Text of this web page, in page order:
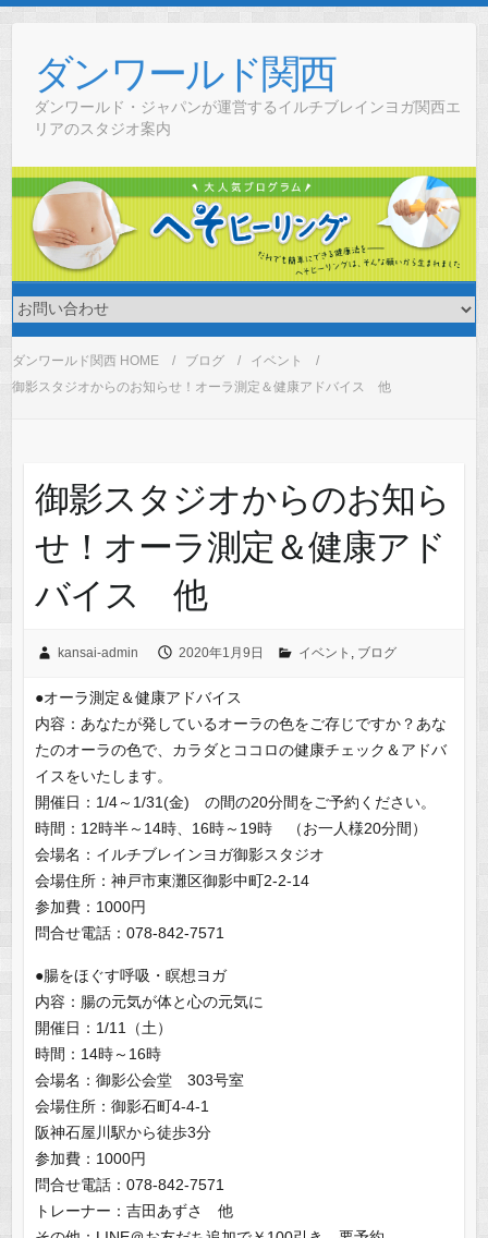
contentダンワールド関西
ダンワールド・ジャパンが運営するイルチブレインヨガ関西エ
リアのスタジオ案内
ダンワールド関西 HOME ブログ
イベント
御影スタジオからのお知らせ！オーラ測定＆健康アドバイス 他
御影スタジオからのお知ら
せ！オーラ測定＆健康アド
バイス 他
kansai-admin 2020年1月9日 イベント ブログ
●オーラ測定＆健康アドバイス
内容：あなたが発しているオーラの色をご存じですか？あな
たのオーラの色で、カラダとココロの健康チェック＆アドバ
イスをいたします。
開催日：1/4～1/31(金) の間の20分間をご予約ください。
時間：12時半～14時、16時～19時 （お一人様20分間）
会場名：イルチブレインヨガ御影スタジオ
会場住所：神戸市東灘区御影中町2-2-14
参加費：1000円
問合せ電話：078-842-7571
●腸をほぐす呼吸・瞑想ヨガ
内容：腸の元気が体と心の元気に
開催日：1/11（土）
時間：14時～16時
会場名：御影公会堂 303号室
会場住所：御影石町4-4-1
阪神石屋川駅から徒歩3分
参加費：1000円
問合せ電話：078-842-7571
トレーナー：吉田あずさ 他